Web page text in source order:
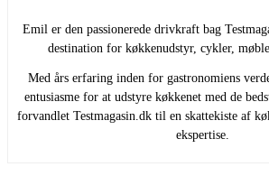
Emil er den passionerede drivkraft bag
destination for køkkenudstyr, cykler,
Med års erfaring inden for gastronomiens
entusiasme for at udstyre køkkenet med de
forvandlet Testmagasin.dk til en skattekiste af
ekspertise.